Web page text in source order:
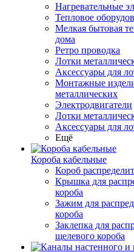
Нагревательные
Тепловое
Мелкая бытовая
дома
Ретро проводка
Лотки
Аксессуары для
Монтажные
металлических
Электродвигатели
Лотки
Аксессуары для
Ещё
Короба кабельные
Короб
Крышка для
короба
Зажим для
короба
Заклепка для
щелевого короба